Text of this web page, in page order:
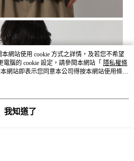
網站使用 cookie 方式之詳情，及若您不希望
腦的 cookie 設定，請參閱本網站「 隱私權條
網站即表示您同意本公司得按本網站使用條款
我知道了